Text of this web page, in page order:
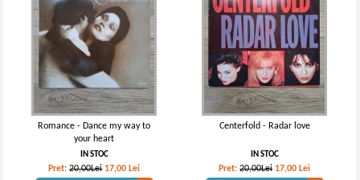
Romance - Dance my way to
your heart
IN STOC
Pret:20,00Lei 17,00 Lei
Centerfold - Radar love
IN STOC
Pret:20,00Lei 17,00 Lei